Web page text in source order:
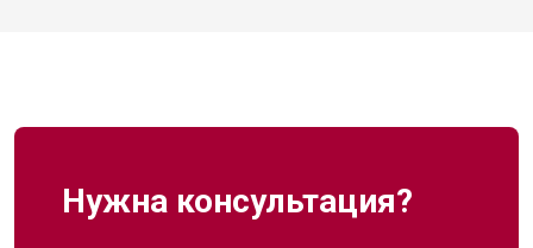
Нужна консультация?